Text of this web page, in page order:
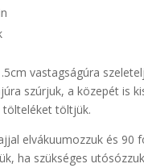
vastagságúra
szúrjuk, a közepét is
tölteléket töltjük.
elvákuumozzuk és 90
ha szükséges